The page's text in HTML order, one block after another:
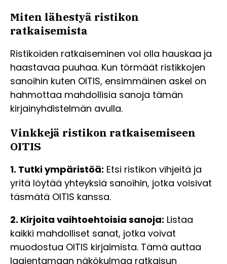
Miten lähestyä ristikon
ratkaisemista
Ristikoiden ratkaiseminen voi olla hauskaa ja
haastavaa puuhaa. Kun törmäät ristikkojen
sanoihin kuten OITIS, ensimmäinen askel on
hahmottaa mahdollisia sanoja tämän
kirjainyhdistelmän avulla.
Vinkkejä ristikon ratkaisemiseen
OITIS
1. Tutki ympäristöä: Etsi ristikon vihjeitä ja
yritä löytää yhteyksiä sanoihin, jotka voisivat
täsmätä OITIS kanssa.
2. Kirjoita vaihtoehtoisia sanoja: Listaa
kaikki mahdolliset sanat, jotka voivat
muodostua OITIS kirjaimista. Tämä auttaa
laajentamaan näkökulmaa ratkaisun